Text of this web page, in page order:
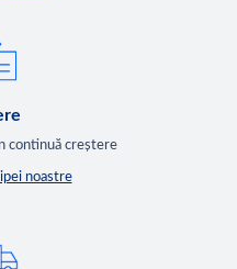
continuă creștere
noastre